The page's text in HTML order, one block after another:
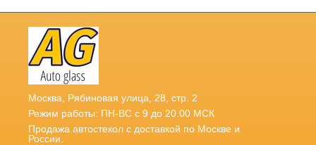
Москва, Рябиновая улица, 28, стр. 2
Режим работы: ПН-ВС с 9 до 20.00 МСК
Продажа автостекол с доставкой по Москве и
России.